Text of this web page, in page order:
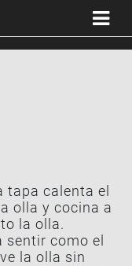
tapa calenta el
olla y cocina a
la olla.
sentir como el
la olla sin